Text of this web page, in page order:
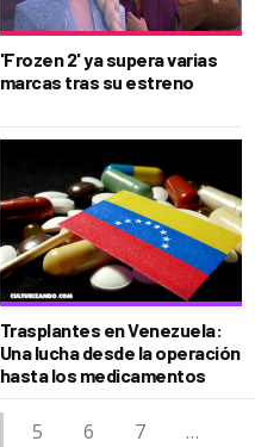
'Frozen 2' ya supera varias
marcas tras su estreno
Trasplantes en Venezuela:
Una lucha desde la operación
hasta los medicamentos
5 6 7
…